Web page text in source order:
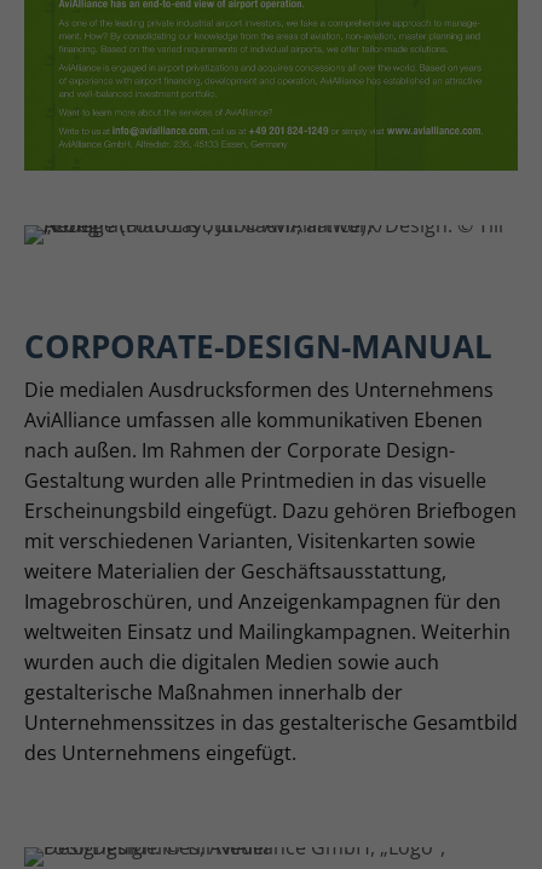
CORPORATE-DESIGN-MANUAL
Die medialen Ausdrucksformen des Unternehmens
AviAlliance umfassen alle kommunikativen Ebenen
nach außen. Im Rahmen der Corporate Design-
Gestaltung wurden alle Printmedien in das visuelle
Erscheinungsbild eingefügt. Dazu gehören Briefbogen
mit verschiedenen Varianten, Visitenkarten sowie
weitere Materialien der Geschäftsausstattung,
Imagebroschüren, und Anzeigenkampagnen für den
weltweiten Einsatz und Mailingkampagnen. Weiterhin
wurden auch die digitalen Medien sowie auch
gestalterische Maßnahmen innerhalb der
Unternehmenssitzes in das gestalterische Gesamtbild
des Unternehmens eingefügt.